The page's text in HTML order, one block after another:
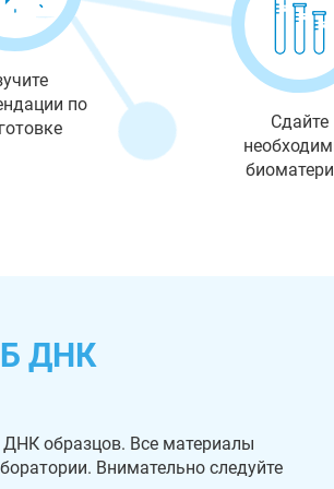
по
Сдайте
ДНК
ДНК образцов. Все материалы
Внимательно следуйте